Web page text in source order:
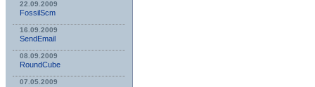
22.09.2009
FossilScm
16.09.2009
SendEmail
08.09.2009
RoundCube
07.05.2009